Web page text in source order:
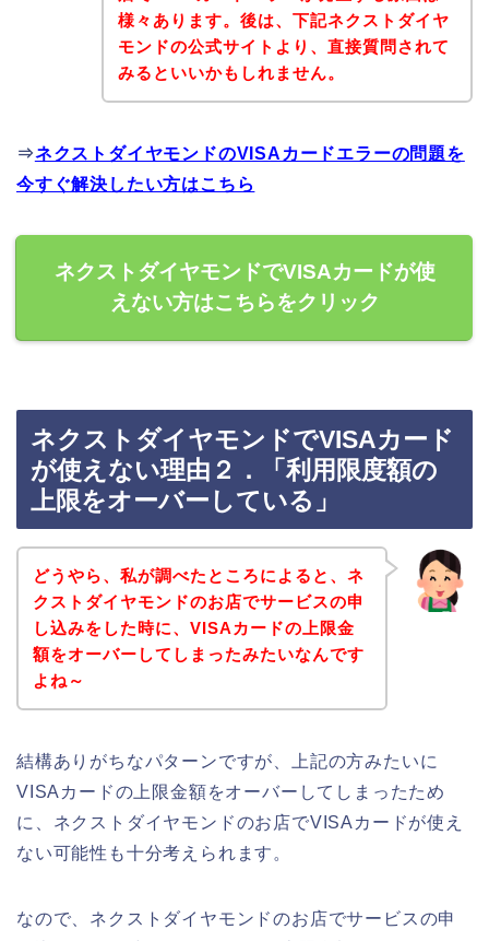
様々あります。後は、下記ネクストダイヤ
モンドの公式サイトより、直接質問されて
みるといいかもしれません。
⇒ネクストダイヤモンドのVISAカードエラーの問題を
今すぐ解決したい方はこちら
ネクストダイヤモンドでVISAカードが使
えない方はこちらをクリック
ネクストダイヤモンドでVISAカード
が使えない理由２．「利用限度額の
上限をオーバーしている」
どうやら、私が調べたところによると、ネ
クストダイヤモンドのお店でサービスの申
し込みをした時に、VISAカードの上限金
額をオーバーしてしまったみたいなんです
よね～
結構ありがちなパターンですが、上記の方みたいに
VISAカードの上限金額をオーバーしてしまったため
に、ネクストダイヤモンドのお店でVISAカードが使え
ない可能性も十分考えられます。
なので、ネクストダイヤモンドのお店でサービスの申